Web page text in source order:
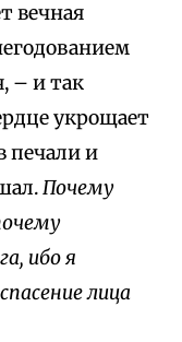
вечная
– и так
укрощает
печали и
Почему
ибо я
лица